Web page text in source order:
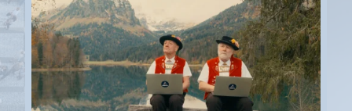
Anwil
Appenzell
Au SG
Baar
Baden